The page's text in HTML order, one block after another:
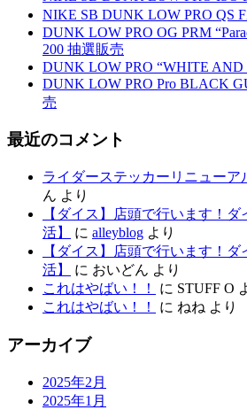
NIKE SB DUNK LOW PRO QS
DUNK LOW PRO OG PRM
200 抽選販売
DUNK LOW PRO “WHITE AND
DUNK LOW PRO Pro BLACK
売
最近のコメント
ライダーステッカーリニューア
ん より
【ダイス】店頭で行います！
活】
に alleyblog より
【ダイス】店頭で行います！
活】
に おいどん より
これはやばい！！
に STUFF O
これはやばい！！
に ねね より
アーカイブ
2025年2月
2025年1月